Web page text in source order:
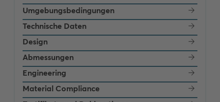
Umgebungsbedingungen
Technische Daten
Design
Abmessungen
Engineering
Material Compliance